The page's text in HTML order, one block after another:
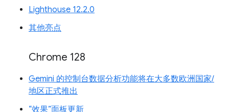
Lighthouse 12.2.0
其他亮点
Chrome 128
Gemini 的控制台数据分析功能将在大多数欧洲国家/
地区正式推出
“效果”面板更新